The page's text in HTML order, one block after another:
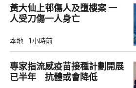
黃大仙上邨傷人及墮樓案 一
人受刀傷一人身亡
本地 1小時前
專家指流感疫苗接種計劃開展
已半年 抗體或會降低